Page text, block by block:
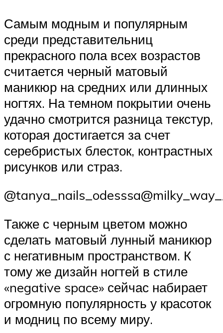
Самым модным и популярным
среди представительниц
прекрасного пола всех возрастов
считается черный матовый
маникюр на средних или длинных
ногтях. На темном покрытии очень
удачно смотрится разница текстур,
которая достигается за счет
серебристых блесток, контрастных
рисунков или страз.
Также с черным цветом можно
сделать матовый лунный маникюр
с негативным пространством. К
тому же дизайн ногтей в стиле
«negative space» сейчас набирает
огромную популярность у красоток
и модниц по всему миру.